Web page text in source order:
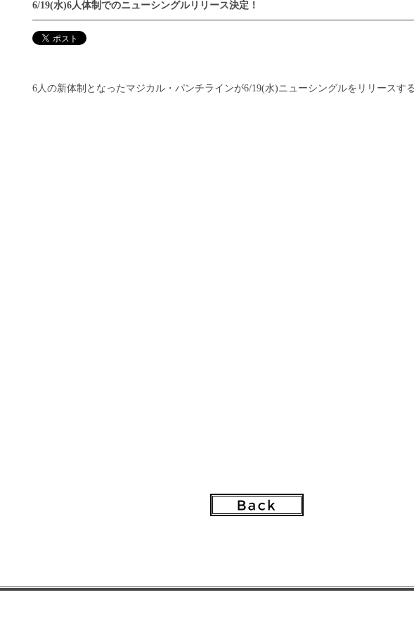
6/19(水)6人体制でのニューシングルリリース決定！
6人の新体制となったマジカル・パンチラインが6/19(水)ニューシングルをリリースす